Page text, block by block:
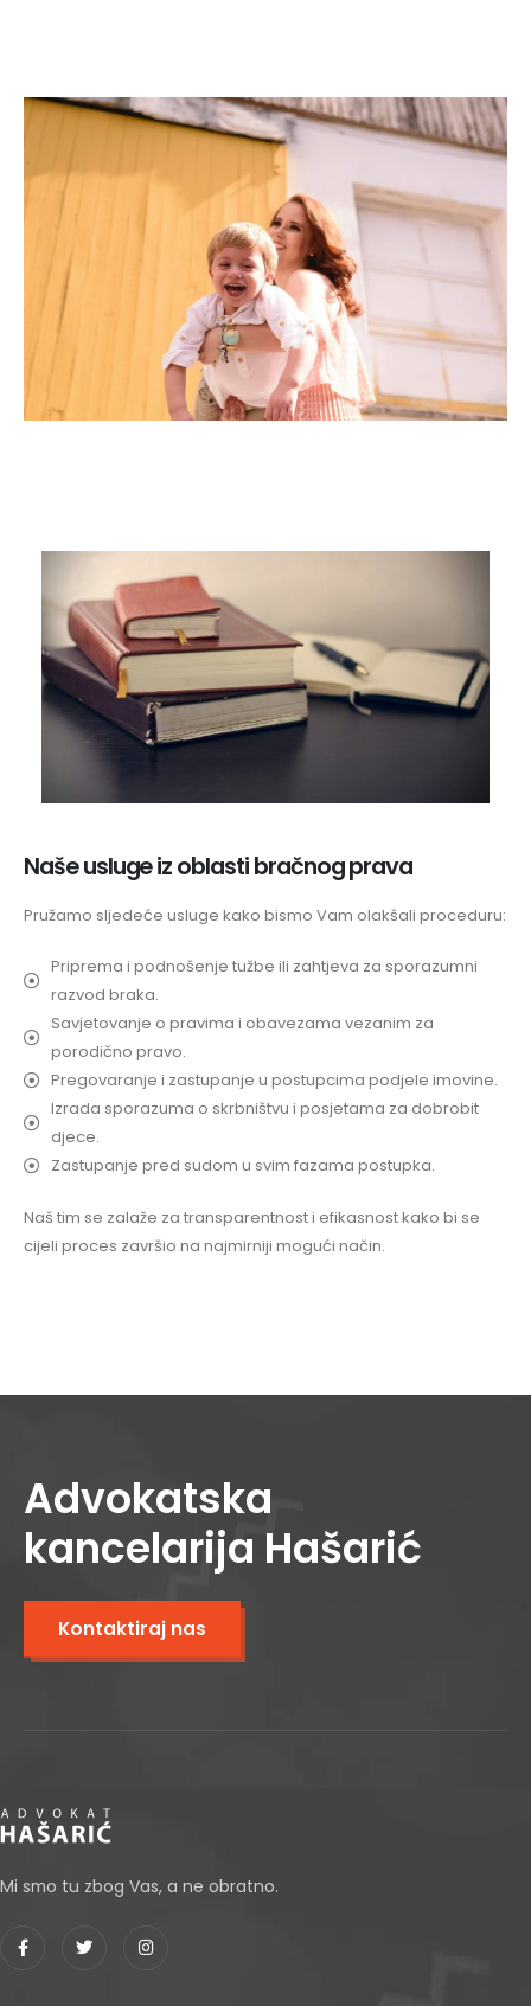
Naše usluge iz oblasti bračnog prava
Pružamo sljedeće usluge kako bismo Vam olakšali proceduru:
Priprema i podnošenje tužbe ili zahtjeva za sporazumni
razvod braka.
Savjetovanje o pravima i obavezama vezanim za
porodično pravo.
Pregovaranje i zastupanje u postupcima podjele imovine.
Izrada sporazuma o skrbništvu i posjetama za dobrobit
djece.
Zastupanje pred sudom u svim fazama postupka.
Naš tim se zalaže za transparentnost i efikasnost kako bi se
cijeli proces završio na najmirniji mogući način.
Advokatska
kancelarija Hašarić
Kontaktiraj nas
Mi smo tu zbog Vas, a ne obratno.